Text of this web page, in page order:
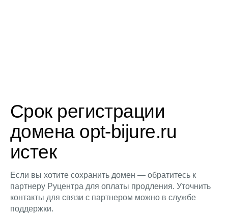
Срок регистрации
домена opt-bijure.ru
истек
Если вы хотите сохранить домен — обратитесь к
партнеру Руцентра для оплаты продления. Уточнить
контакты для связи с партнером можно в службе
поддержки.